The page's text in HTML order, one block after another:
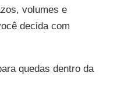
volumes e
decida com
quedas dentro da